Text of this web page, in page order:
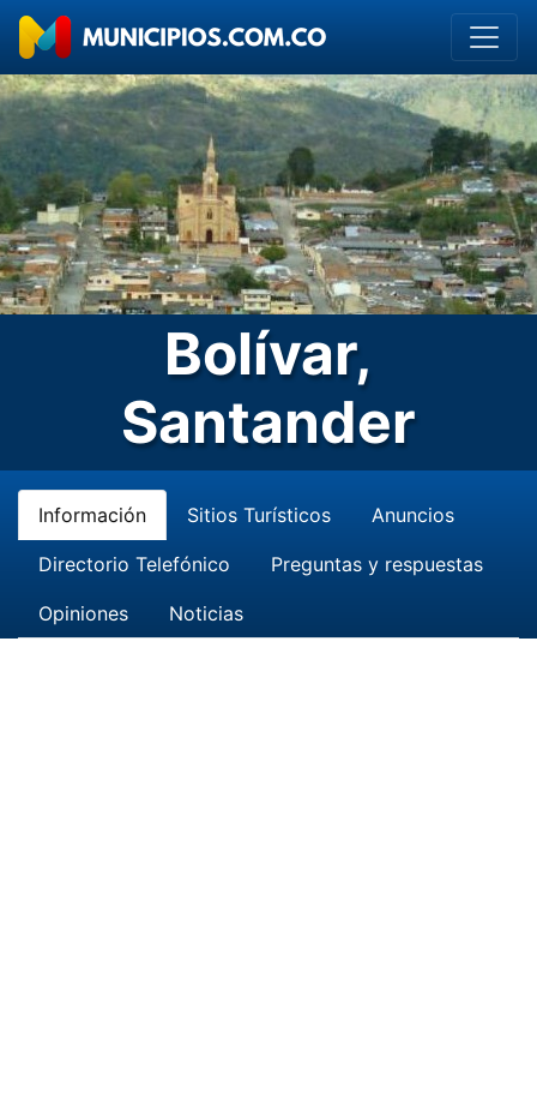
Bolívar,
Santander
Información Sitios Turísticos Anuncios
Directorio Telefónico Preguntas y respuestas
Opiniones Noticias